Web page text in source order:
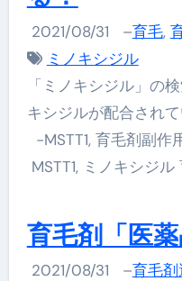
2021/08/31 –育毛,
ミノキシジル
「ミノキシジル」の
キシジルが配合され
-MSTT1, 育毛剤副作
MSTT1, ミノキシジル
育毛剤「医
2021/08/31 –育毛